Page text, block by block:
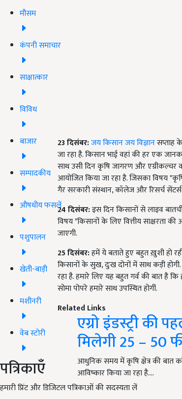
मौसम
कंपनी समाचार
साक्षात्कार
विविध
बाजार
सम्पादकीय
औषधीय फसलें
पशुपालन
खेती-बाड़ी
मशीनरी
वेब स्टोरी
पत्रिकाएँ
हमारी प्रिंट और डिजिटल पत्रिकाओं की सदस्यता लें
23दिसंबर:जय किसान जय विज्ञानसप्ताह
जा रहा है. किसान भाई वहां की हर एक
साथ उसी दिन कृषि जागरण और एग्रीकल्चर
आयोजित किया जा रहा है. जिसका विषय
गैर सरकारी संस्थान, कॉलेज और रिसर्च
24दिसंबर:इस दिन किसानों से लाइव
विषय "किसानों के लिए वित्तीय साक्षरता
जाएगी.
25दिसंबर:हमें ये बताते हुए बहुत ख़ुशी हो
किसानों के सुख, दुःख दोनों में साथ कड़ी
रहा है. हमारे लिए यह बहुत गर्व की बात है कि
सोमा पोपरे हमारे साथ उपस्थित होगीं.
Related Links
एग्रो इंडस्ट्री की
मिलेगी 25 – 50
आधुनिक समय में कृषि क्षेत्र की बात
आविष्कार किया जा रहा है.…